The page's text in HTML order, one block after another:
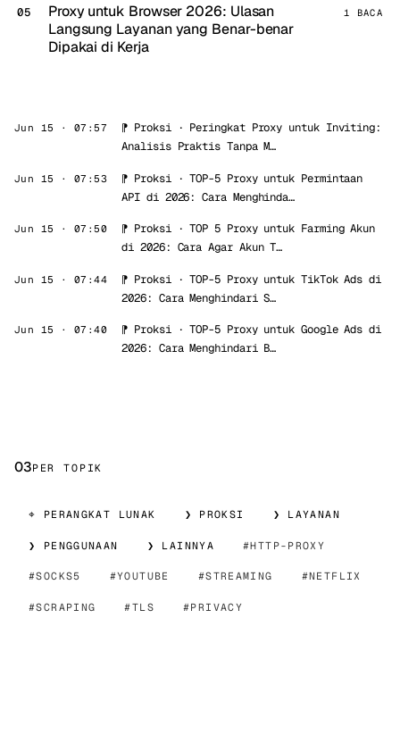
Proxy untuk Browser 2026: Ulasan
Langsung Layanan yang Benar-benar
Dipakai di Kerja
1 BACA
Jun 15 · 07:57 ⁋ Proksi· Peringkat Proxy untuk Inviting:
Analisis Praktis Tanpa M…
Jun 15 · 07:53 ⁋ Proksi·TOP-5 Proxy untuk Permintaan
API di 2026: Cara Menghinda…
Jun 15 · 07:50 ⁋ Proksi·TOP 5 Proxy untuk Farming Akun
di 2026: Cara Agar Akun T…
Jun 15 · 07:44 ⁋ Proksi·TOP-5 Proxy untuk TikTok Ads di
2026: Cara Menghindari S…
Jun 15 · 07:40 ⁋ Proksi·TOP-5 Proxy untuk Google Ads di
2026: Cara Menghindari B…
03PER TOPIK
⌖ PERANGKAT LUNAK ❯ PROKSI ❯ LAYANAN
❯ PENGGUNAAN ❯ LAINNYA HTTP-PROXY
SOCKS5 YOUTUBE STREAMING NETFLIX
SCRAPING TLS PRIVACY